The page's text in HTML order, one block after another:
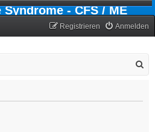
- CFS / ME
Anmelden
Registrieren